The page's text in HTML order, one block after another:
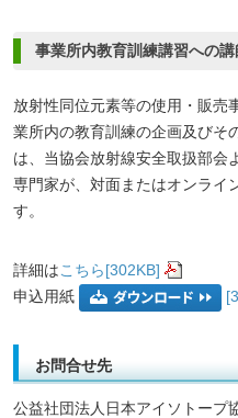
事業所内教育訓練講習への
放射性同位元素等の使用・販売
業所内の教育訓練の企画及びそ
は、当協会放射線安全取扱部会
専門家が、対面またはオンライ
す。
詳細はこちら[302KB]
申込用紙
お問合せ先
公益社団法人日本アイソトープ